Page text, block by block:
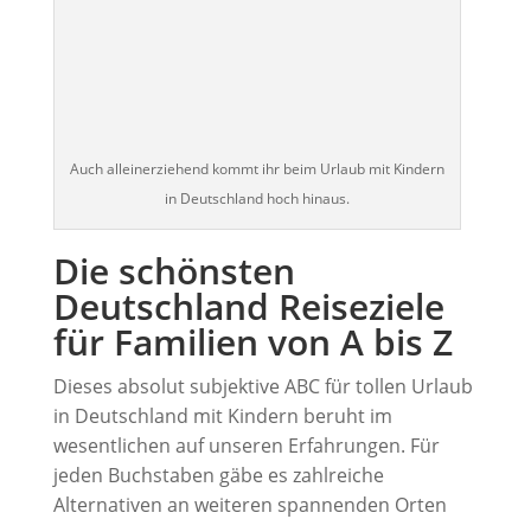
Auch alleinerziehend kommt ihr beim Urlaub mit Kindern
in Deutschland hoch hinaus.
Die schönsten
Deutschland Reiseziele
für Familien von A bis Z
Dieses absolut subjektive ABC für tollen Urlaub
in Deutschland mit Kindern beruht im
wesentlichen auf unseren Erfahrungen. Für
jeden Buchstaben gäbe es zahlreiche
Alternativen an weiteren spannenden Orten